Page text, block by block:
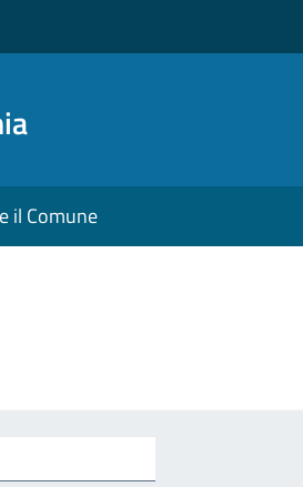
il Comune